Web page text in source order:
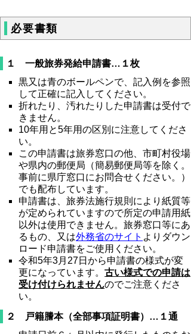
必要書類
１ 一般旅券発給申請書…１枚
黒又は青のボールペンで、記入例を参照
して正確に記入してください。
折れたり、汚れたりした申請書は受付で
きません。
10年用と5年用の区別に注意してくださ
い。
この申請書は旅券窓口の他、市町村役場
や県内の郵便局（簡易郵便局等を除く。
事前に県庁窓口にお問合せください。）
でも配布しています。
申請書は、旅券法施行規則により紙質等
が定められていますので所定の申請用紙
以外は使用できません。旅券窓口等にあ
るもの、又は外務省のサイト よりダウン
ロード申請書をご使用ください。
令和5年3月27日から申請書の様式が変
更になっています。古い様式での申請は
受け付けられませんのでご注意くださ
い。
２ 戸籍謄本（全部事項証明書）…１通